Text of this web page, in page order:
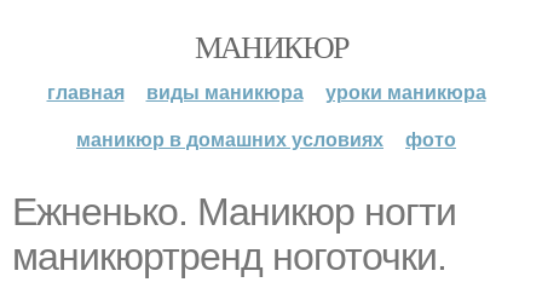
МАНИКЮР
главная виды маникюра
уроки маникюра
маникюр в домашних условиях
фото
Eжнeнькo. Маникюр ногти
маникюртренд ноготочки.